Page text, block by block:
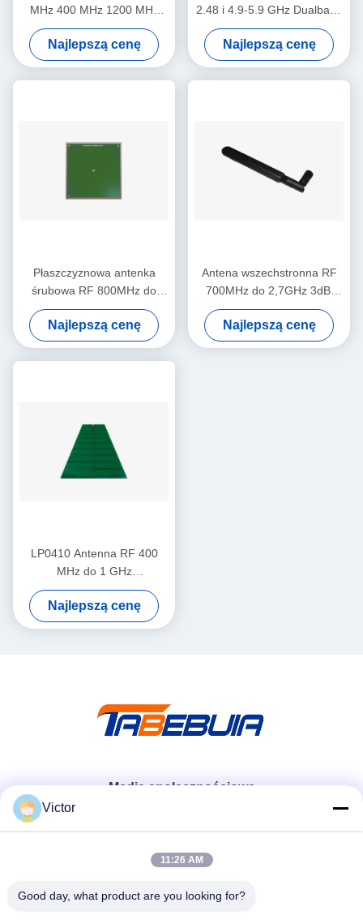
MHz 400 MHz 1200 MHz
Triband Vertical Omni-
directional Antenna
Najlepszą cenę
2.48 i 4.9-5.9 GHz Dualband
3dBi Gain Vertical Omni-
directional Antenna
Najlepszą cenę
Płaszczyznowa antenka
śrubowa RF 800MHz do
6GHz 8dBi
Najlepszą cenę
Antena wszechstronna RF
700MHz do 2,7GHz 3dBi
gain
Najlepszą cenę
LP0410 Antenna RF 400
MHz do 1 GHz
szerokopasmowa 5-6dBi
Gain LP0410 Log Periodic
PCB Directional Antenna
Najlepszą cenę
Media społecznościowe
Szybki kontakt
Tel.
Victor
11:26 AM
Good day, what product are you looking for?